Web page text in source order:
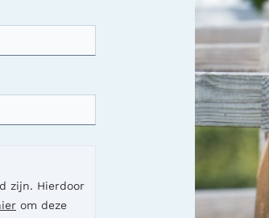
zijn. Hierdoor
om deze